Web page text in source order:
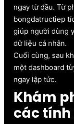
ngay từ đầu. Từ
bongdatructiep
giúp người dùng
dữ liệu cá nhân.
Cuối cùng, sau
một dashboard
ngay lập tức.
Khám
các tính